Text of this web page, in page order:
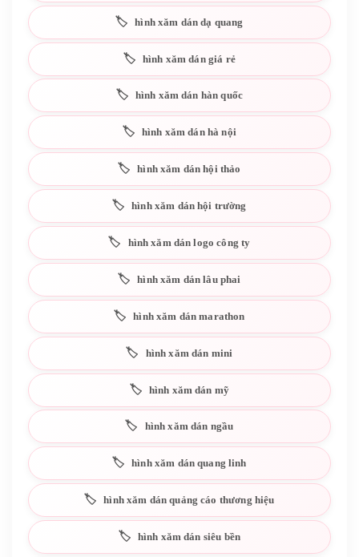
hình xăm dán dạ quang
hình xăm dán giá rẻ
hình xăm dán hàn quốc
hình xăm dán hà nội
hình xăm dán hội thảo
hình xăm dán hội trường
hình xăm dán logo công ty
hình xăm dán lâu phai
hình xăm dán marathon
hình xăm dán mini
hình xăm dán mỹ
hình xăm dán ngầu
hình xăm dán quang linh
hình xăm dán quảng cáo thương hiệu
hình xăm dán siêu bền